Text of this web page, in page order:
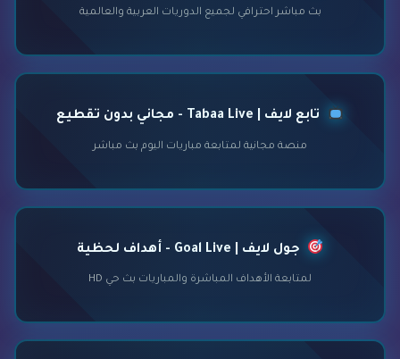
بث مباشر احترافي لجميع الدوريات العربية والعالمية
تابع لايف | Tabaa Live - مجاني بدون تقطيع
منصة مجانية لمتابعة مباريات اليوم بث مباشر
جول لايف | Goal Live - أهداف لحظية
لمتابعة الأهداف المباشرة والمباريات بث حي HD